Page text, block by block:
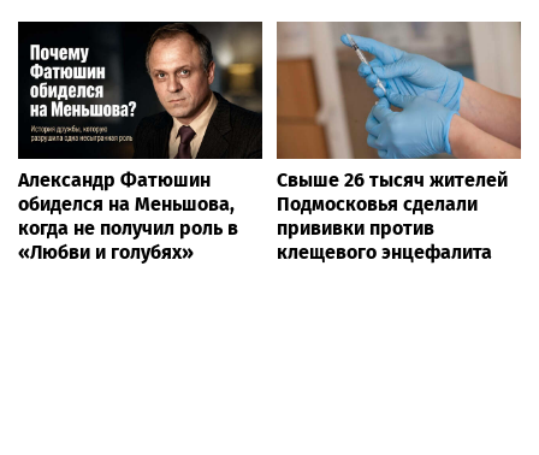
Александр Фатюшин
обиделся на Меньшова,
когда не получил роль в
«Любви и голубях»
Свыше 26 тысяч жителей
Подмосковья сделали
прививки против
клещевого энцефалита